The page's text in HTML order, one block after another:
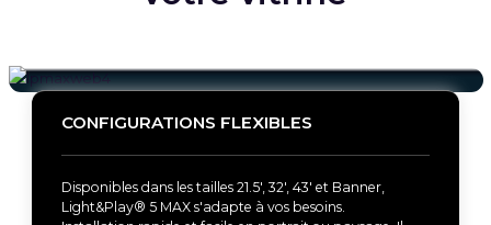
CONFIGURATIONS FLEXIBLES
Disponibles dans les tailles 21.5', 32', 43' et Banner,
Light&Play® 5 MAX s'adapte à vos besoins.